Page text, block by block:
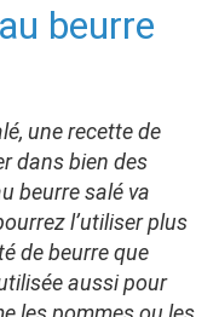
beurre
une recette de
dans bien des
beurre salé va
l’utiliser plus
de beurre que
aussi pour